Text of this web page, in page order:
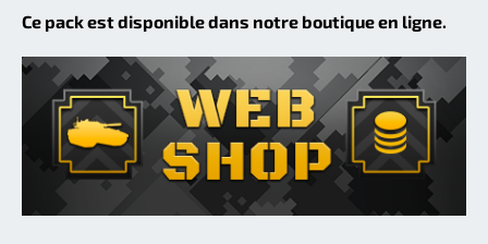
Ce pack est disponible dans notre boutique en ligne.